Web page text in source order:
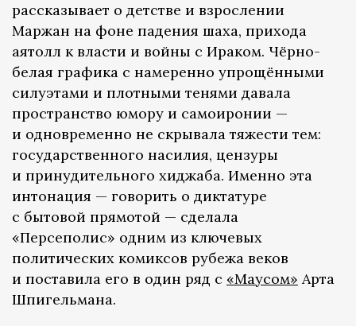
рассказывает о детстве и взрослении
Маржан на фоне падения шаха, прихода
аятолл к власти и войны с Ираком. Чёрно-
белая графика с намеренно упрощёнными
силуэтами и плотными тенями давала
пространство юмору и самоиронии —
и одновременно не скрывала тяжести тем:
государственного насилия, цензуры
и принудительного хиджаба. Именно эта
интонация — говорить о диктатуре
с бытовой прямотой — сделала
«Персеполис» одним из ключевых
политических комиксов рубежа веков
и поставила его в один ряд с «Маусом» Арта
Шпигельмана.